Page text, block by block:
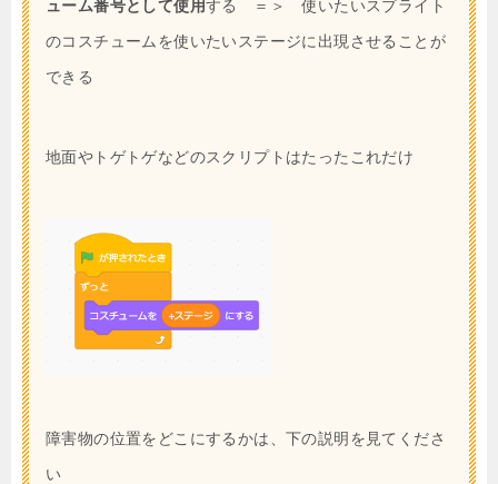
ューム番号として使用する ＝＞ 使いたいスプライト
のコスチュームを使いたいステージに出現させることが
できる
地面やトゲトゲなどのスクリプトはたったこれだけ
障害物の位置をどこにするかは、下の説明を見てくださ
い